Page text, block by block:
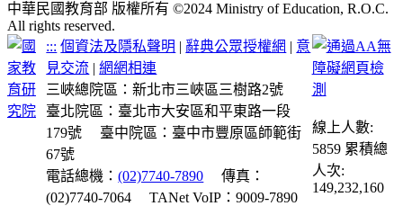
中華民國教育部 版權所有 ©2024 Ministry of Education, R.O.C.
All rights reserved.
::: 個資法及隱私聲明 | 辭典公眾授權網 | 意
見交流 |網網相連
三峽總院區：新北市三峽區三樹路2號
臺北院區：臺北市大安區和平東路一段
179號
臺中院區：臺中市豐原區師範街
67號
電話總機：(02)7740-7890
傳真：
(02)7740-7064
TANet VoIP：9009-7890
線上人數:
5859 累積總
人次:
149,232,160